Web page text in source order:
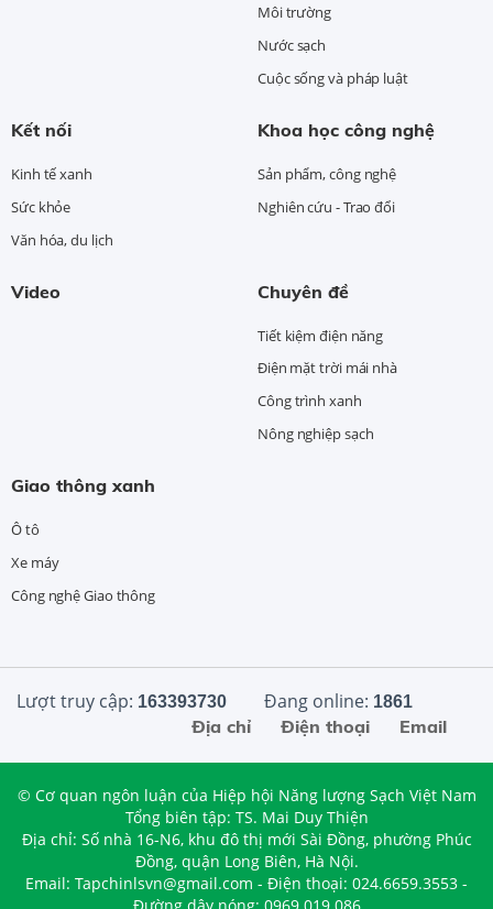
Môi trường
Nước sạch
Cuộc sống và pháp luật
Kết nối
Kinh tế xanh
Sức khỏe
Văn hóa, du lịch
Khoa học công nghệ
Sản phẩm, công nghệ
Nghiên cứu - Trao đổi
Video Chuyên đề
Tiết kiệm điện năng
Điện mặt trời mái nhà
Công trình xanh
Nông nghiệp sạch
Giao thông xanh
Ô tô
Xe máy
Công nghệ Giao thông
Lượt truy cập: 163393730 Đang online: 1861
Email
Điện thoại
Địa chỉ
© Cơ quan ngôn luận của Hiệp hội Năng lượng Sạch Việt Nam
Tổng biên tập: TS. Mai Duy Thiện
Địa chỉ: Số nhà 16-N6, khu đô thị mới Sài Đồng, phường Phúc
Đồng, quận Long Biên, Hà Nội.
Email: Tapchinlsvn@gmail.com - Điện thoại: 024.6659.3553 -